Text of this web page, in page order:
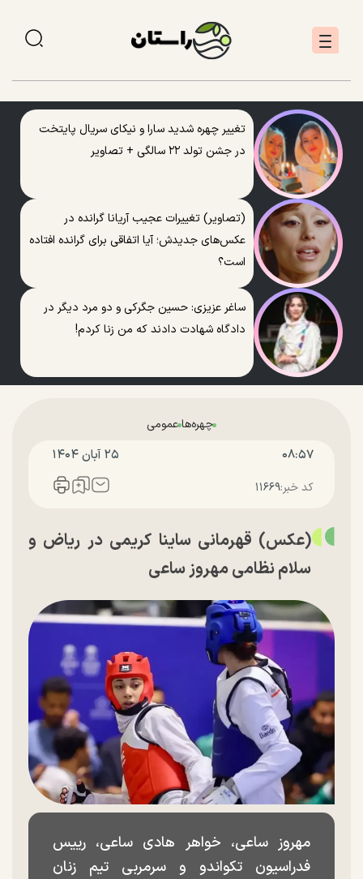
تغییر چهره شدید سارا و نیکای سریال پایتخت
در جشن تولد ۲۲ سالگی + تصاویر
(تصاویر) تغییرات عجیب آریانا گرانده در
عکس‌های جدیدش؛ آیا اتفاقی برای گرانده افتاده
است؟
ساغر عزیزی: حسین جگرکی و دو مرد دیگر در
دادگاه شهادت دادند که من زنا کردم!
چهره‌هاعمومی
۰۸:۵۷ ۲۵ آبان ۱۴۰۴
کد خبر:۱۱۶۶۹
(عکس) قهرمانی ساینا کریمی در ریاض و
سلام نظامی مهروز ساعی
مهروز ساعی، خواهر هادی ساعی، رییس
فدراسیون تکواندو و سرمربی تیم زنان